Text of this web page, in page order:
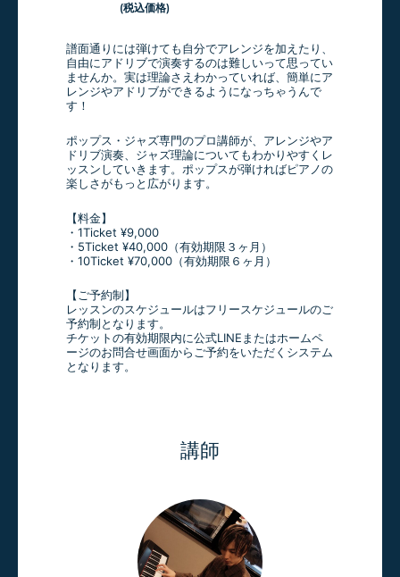
(税込価格)
譜面通りには弾けても自分でアレンジを加えたり、
自由にアドリブで演奏するのは難しいって思ってい
ませんか。実は理論さえわかっていれば、簡単にア
レンジやアドリブができるようになっちゃうんで
す！
ポップス・ジャズ専門のプロ講師が、アレンジやア
ドリブ演奏、ジャズ理論についてもわかりやすくレ
ッスンしていきます。ポップスが弾ければピアノの
楽しさがもっと広がります。
【料金】
・1Ticket ¥9,000
・5Ticket ¥40,000（有効期限３ヶ月）
・10Ticket ¥70,000（有効期限６ヶ月）
【ご予約制】
レッスンのスケジュールはフリースケジュールのご
予約制となります。
チケットの有効期限内に公式LINEまたはホームペ
ージのお問合せ画面からご予約をいただくシステム
となります。
講師